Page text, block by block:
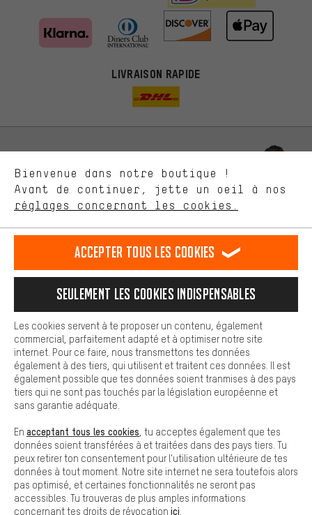
LIVRAISON RAPIDE
Laisse-toi conseiller
Rappel Programmé
Notre politique en matière de protection de la vie privée
français
FR english
EN Deutsch
DE español
ES
RÉSILIER LE CONTRAT Communauté d'Aix-la-Chapelle
Programme d'affiliation Mentions Légales Protection des données
Reprise des batteries Corepile Paramètres de cookies
Modifier le contraste
Tous les prix s'entendent en euros (MwSt hors) plus les
Bienvenue dans notre boutique !
Avant de continuer, jette un oeil à nos
réglages concernant les cookies.
Des offres plus adaptées
pertinentes. Les cookies de marketing nous aident à identifier tes
intérêts et à te présenter des offres et des conseils sur mesure.
ça nous intéresse. Avec les cookies 'performance', tu peux nous
nous proposons grâce à ton comportement d'achat.
Plus de confort
est plus confortable. Avec les cookies de confort, nous
Nous pouvons ainsi mettre à ta disposition d'autres contenus et
informations utiles. De plus, tu as la possibilité d'utiliser des
facilement les bons produits. Par exemple, nous proposons une
facilement aux questions.
Cookies de base
Les cookies de base garantissent que tu puisses utiliser les
fonctions de notre site web.
Accepter tous les cookies
Seulement les cookies indispensables
Les cookies servent à te proposer un contenu, également
commercial, parfaitement adapté et à optimiser notre site
internet. Pour ce faire, nous transmettons tes données
également à des tiers, qui utilisent et traitent ces données. Il est
également possible que tes données soient tranmises à des pays
tiers qui ne sont pas touchés par la législation européenne et
sans garantie adéquate.
En acceptant tous les cookies , tu acceptes également que tes
données soient transférées à et traitées dans des pays tiers. Tu
peux retirer ton consentement pour l'utilisation ultérieure de tes
données à tout moment. Notre site internet ne sera toutefois alors
pas optimisé, et certaines fonctionnalités ne seront pas
accessibles. Tu trouveras de plus amples informations
concernant tes droits de révocation ici